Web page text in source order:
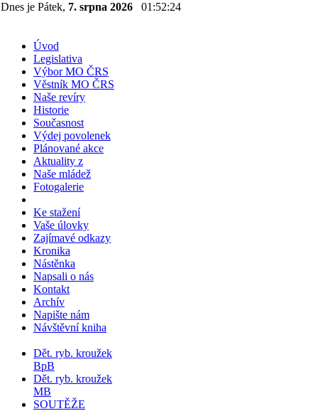
Dnes je Pátek, 7. srpna 2026 01:52:24
Úvod
Legislativa
Výbor MO ČRS
Věstník MO ČRS
Naše revíry
Historie
Současnost
Výdej povolenek
Plánované akce
Aktuality z
Naše mládež
Fotogalerie
Ke stažení
Vaše úlovky
Zajímavé odkazy
Kronika
Nástěnka
Napsali o nás
Kontakt
Archív
Napište nám
Návštěvní kniha
Dět. ryb. kroužek
BpB
Dět. ryb. kroužek
MB
SOUTĚŽE